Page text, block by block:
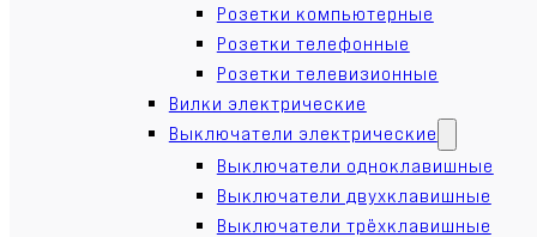
Розетки компьютерные
Розетки телефонные
Розетки телевизионные
Вилки электрические
Выключатели электрические
Выключатели одноклавишные
Выключатели двухклавишные
Выключатели трёхклавишные